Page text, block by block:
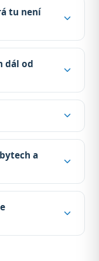
tu není
dál od
a